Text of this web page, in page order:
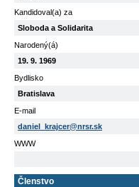
Kandidoval(a) za
Sloboda a Solidarita
Narodený(á)
19. 9. 1969
Bydlisko
Bratislava
E-mail
daniel_krajcer@nrsr.sk
WWW
Členstvo